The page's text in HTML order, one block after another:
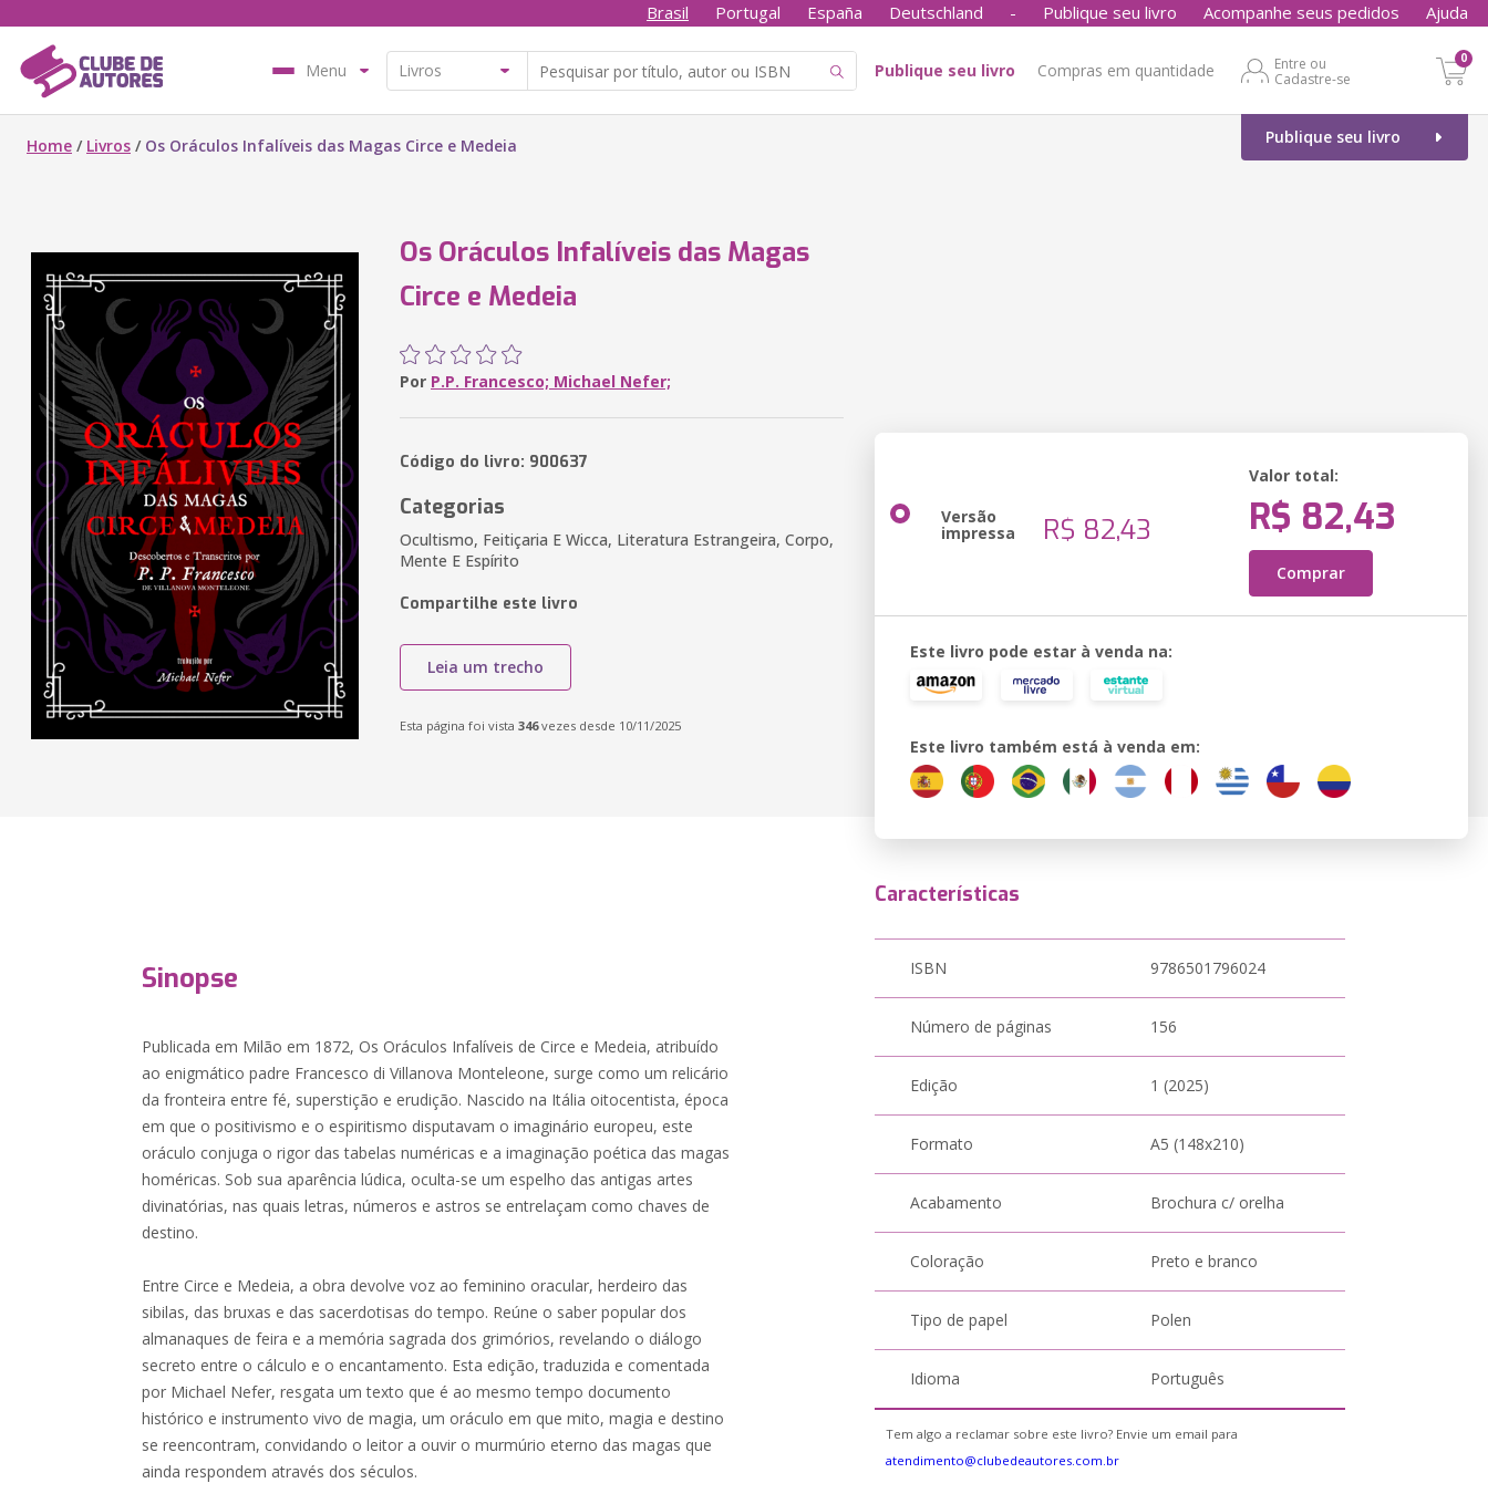
Brasil Portugal España Deutschland - Publique seu livro Acompanhe seus pedidos Ajuda
Menu Publique seu livro Compras em quantidade
Entre ou
Cadastre-se
0
Publique seu livro
Home / Livros / Os Oráculos Infalíveis das Magas Circe e Medeia
Os Oráculos Infalíveis das Magas
Circe e Medeia
Por P.P. Francesco; Michael Nefer;
Código do livro: 900637
Categorias
Ocultismo, Feitiçaria E Wicca, Literatura Estrangeira, Corpo,
Mente E Espírito
Compartilhe este livro
Leia um trecho
Esta página foi vista 346vezes desde 10/11/2025
Versão
impressa R$ 82,43
Valor total:
R$ 82,43
Comprar
Este livro pode estar à venda na:
Este livro também está à venda em:
Sinopse
Publicada em Milão em 1872, Os Oráculos Infalíveis de Circe e Medeia, atribuído
ao enigmático padre Francesco di Villanova Monteleone, surge como um relicário
da fronteira entre fé, superstição e erudição. Nascido na Itália oitocentista, época
em que o positivismo e o espiritismo disputavam o imaginário europeu, este
oráculo conjuga o rigor das tabelas numéricas e a imaginação poética das magas
homéricas. Sob sua aparência lúdica, oculta-se um espelho das antigas artes
divinatórias, nas quais letras, números e astros se entrelaçam como chaves de
destino.
Entre Circe e Medeia, a obra devolve voz ao feminino oracular, herdeiro das
sibilas, das bruxas e das sacerdotisas do tempo. Reúne o saber popular dos
almanaques de feira e a memória sagrada dos grimórios, revelando o diálogo
secreto entre o cálculo e o encantamento. Esta edição, traduzida e comentada
por Michael Nefer, resgata um texto que é ao mesmo tempo documento
histórico e instrumento vivo de magia, um oráculo em que mito, magia e destino
se reencontram, convidando o leitor a ouvir o murmúrio eterno das magas que
ainda respondem através dos séculos.
Características
ISBN 9786501796024
Número de páginas 156
Edição 1 (2025)
Formato A5 (148x210)
Acabamento Brochura c/ orelha
Coloração Preto e branco
Tipo de papel Polen
Idioma Português
Tem algo a reclamar sobre este livro? Envie um email para
atendimento@clubedeautores.com.br